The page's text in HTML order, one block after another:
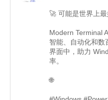
🚀 可能是世界上最
Modern Terminal
智能、自动化和数
界面中，助力
率。
🌐